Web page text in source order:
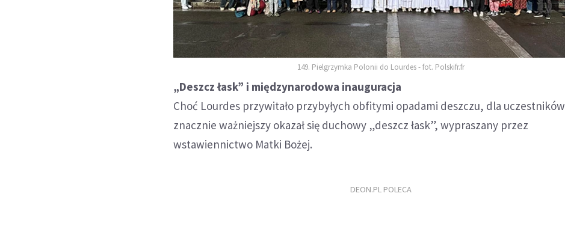
149. Pielgrzymka Polonii do Lourdes - fot. Polskifr.fr
„Deszcz łask” i międzynarodowa inauguracja
Choć Lourdes przywitało przybyłych obfitymi opadami deszczu, dla uczestników
znacznie ważniejszy okazał się duchowy „deszcz łask”, wypraszany przez
wstawiennictwo Matki Bożej.
DEON.PL POLECA